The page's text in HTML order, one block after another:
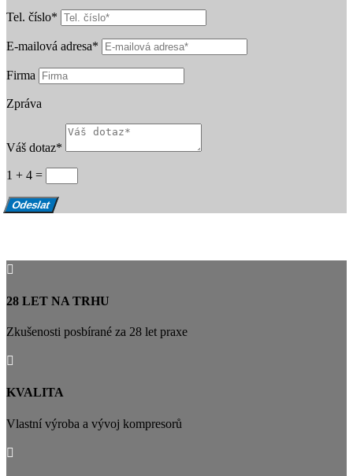
Tel. číslo*
E-mailová adresa*
Firma
Zpráva
Váš dotaz*
1 + 4 =
Odeslat

28 LET NA TRHU
Zkušenosti posbírané za 28 let praxe

KVALITA
Vlastní výroba a vývoj kompresorů
